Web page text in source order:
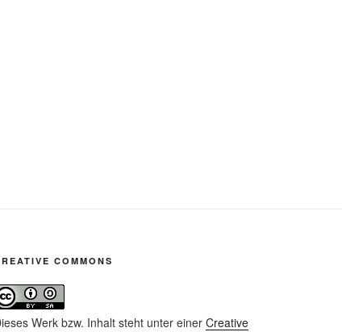
COMMONS
Werk bzw. Inhalt steht unter einer Creative